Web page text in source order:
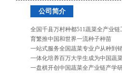
公司简介
全国千县万村种都511蔬菜全产业链
育繁推中国和世界一流种子种苗
一站式服务全国蔬菜专业户从种到
一体化培养百万大学生成为中国蔬
一盘棋开创中国蔬菜全产业链产学